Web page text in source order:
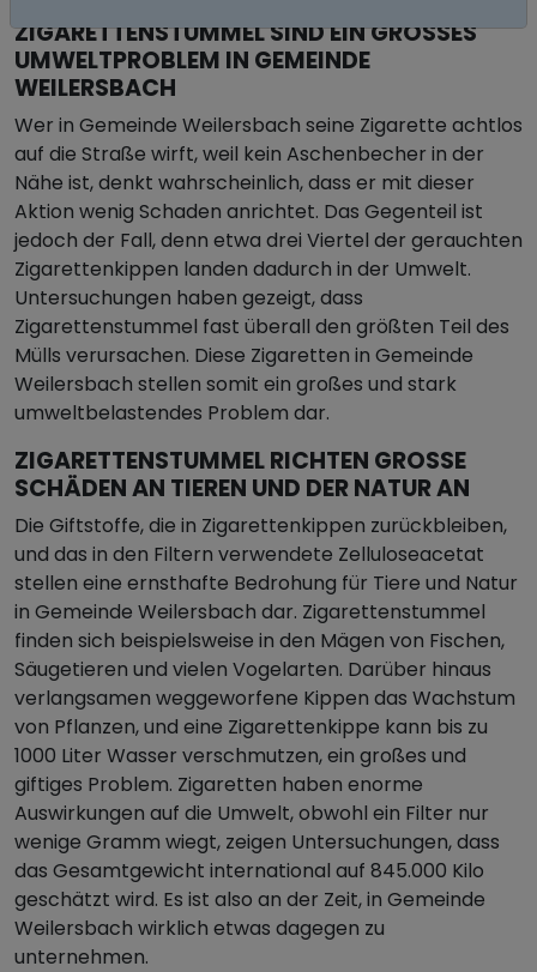
ZIGARETTENSTUMMEL SIND EIN GROSSES U
MWELTPROBLEM IN GEMEINDE W
EILERSBACH
Wer in Gemeinde Weilersbach seine Zigarette achtlos
auf die Straße wirft, weil kein Aschenbecher in der
Nähe ist, denkt wahrscheinlich, dass er mit dieser
Aktion wenig Schaden anrichtet. Das Gegenteil ist
jedoch der Fall, denn etwa drei Viertel der gerauchten
Zigarettenkippen landen dadurch in der Umwelt.
Untersuchungen haben gezeigt, dass
Zigarettenstummel fast überall den größten Teil des
Mülls verursachen. Diese Zigaretten in Gemeinde
Weilersbach stellen somit ein großes und stark
umweltbelastendes Problem dar.
ZIGARETTENSTUMMEL RICHTEN GROSSE S
CHÄDEN AN TIEREN UND DER NATUR AN
Die Giftstoffe, die in Zigarettenkippen zurückbleiben,
und das in den Filtern verwendete Zelluloseacetat
stellen eine ernsthafte Bedrohung für Tiere und Natur
in Gemeinde Weilersbach dar. Zigarettenstummel
finden sich beispielsweise in den Mägen von Fischen,
Säugetieren und vielen Vogelarten. Darüber hinaus
verlangsamen weggeworfene Kippen das Wachstum
von Pflanzen, und eine Zigarettenkippe kann bis zu
1000 Liter Wasser verschmutzen, ein großes und
giftiges Problem. Zigaretten haben enorme
Auswirkungen auf die Umwelt, obwohl ein Filter nur
wenige Gramm wiegt, zeigen Untersuchungen, dass
das Gesamtgewicht international auf 845.000 Kilo
geschätzt wird. Es ist also an der Zeit, in Gemeinde
Weilersbach wirklich etwas dagegen zu
unternehmen.